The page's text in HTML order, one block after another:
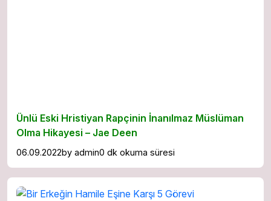
Ünlü Eski Hristiyan Rapçinin İnanılmaz Müslüman
Olma Hikayesi – Jae Deen
06.09.2022by admin0 dk okuma süresi